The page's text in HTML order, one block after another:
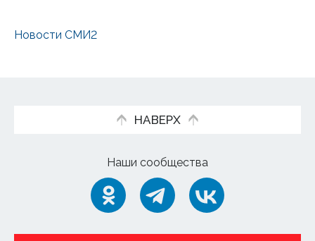
Новости СМИ2
НАВЕРХ
Наши сообщества